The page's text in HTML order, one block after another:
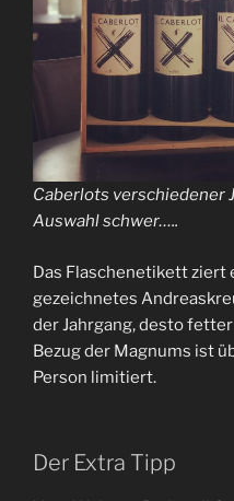
Caberlots verschiedener
Auswahl schwer…..
Das Flaschenetikett ziert
gezeichnetes
der Jahrgang, desto
Bezug der Magnums ist
Person limitiert.
Der Extra Tipp